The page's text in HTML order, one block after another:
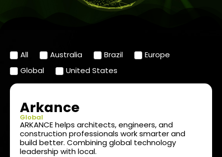
All Australia Brazil
Europe
Global
United States
Arkance
Global
ARKANCE helps architects, engineers, and
construction professionals work smarter and
build better. Combining global technology
leadership with local.